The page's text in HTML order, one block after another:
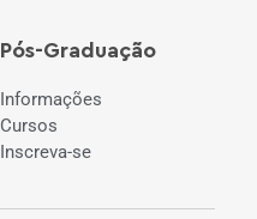
Pós-Graduação
Informações
Cursos
Inscreva-se